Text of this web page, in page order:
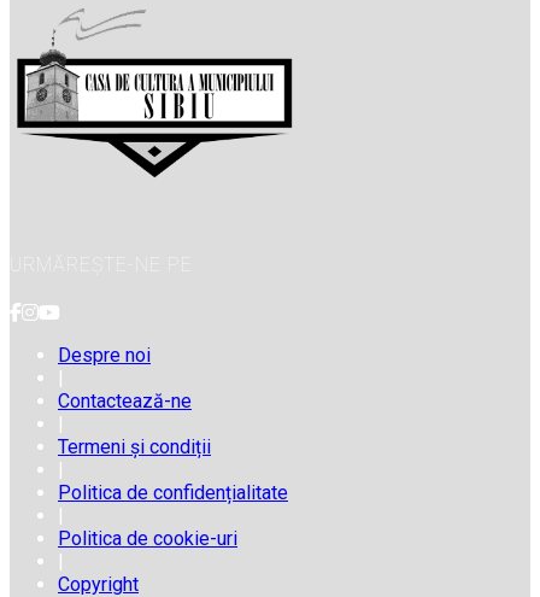
URMĂREȘTE-NE PE
Despre noi
|
Contactează-ne
|
Termeni și condiții
|
Politica de confidențialitate
|
Politica de cookie-uri
|
Copyright